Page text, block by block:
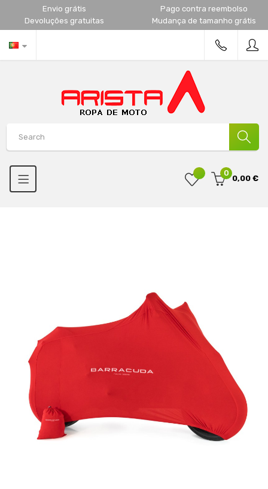
Envio grátis
Pago contra reembolso
Devoluções gratuitas
Mudança de tamanho grátis
0
0,00 €